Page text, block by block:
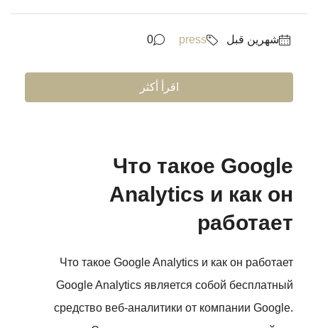
‏شهرين قبل press
0
اقرأ أكثر
Что такое Google
Analytics и как он
работает
Что такое Google Analytics и как он работает
Google Analytics является собой бесплатный
средство веб-аналитики от компании Google.